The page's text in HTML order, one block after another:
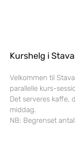
Kurshelg i
Velkommen til
parallelle kurs-
Det serveres kaffe,
middag.
NB: Begrenset